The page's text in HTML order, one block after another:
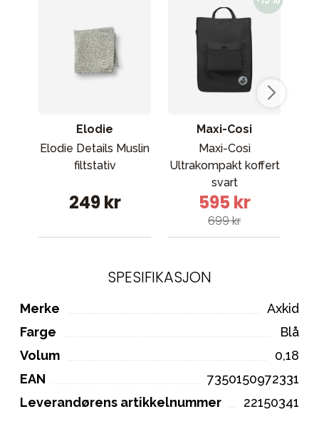
Elodie
Elodie Details Muslin
filtstativ
249 kr
Maxi-Cosi
Maxi-Cosi
Ultrakompakt koffert
svart
595 kr
699 kr
SPESIFIKASJON
Merke
Axkid
Farge
Blå
Volum
0,18
EAN
7350150972331
Leverandørens artikkelnummer
22150341